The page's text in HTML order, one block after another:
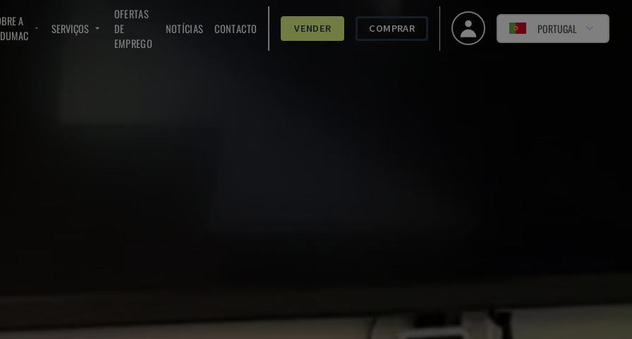
A
SERVIÇOS
OFERTAS
DE
EMPREGO
NOTÍCIAS CONTACTO VENDER COMPRAR PORTUGAL